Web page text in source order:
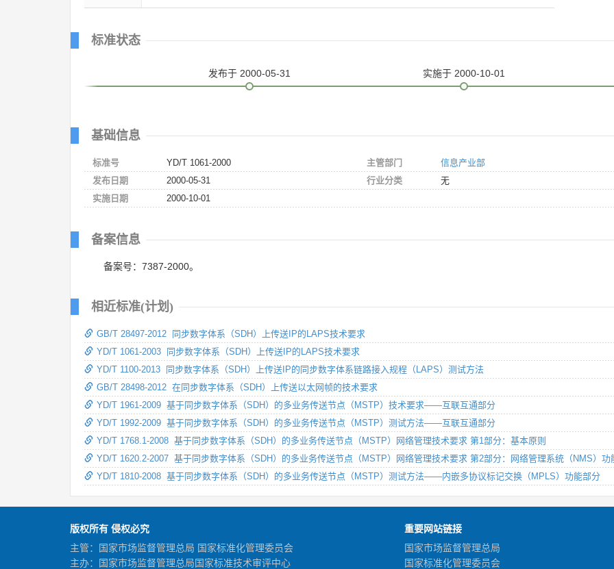
标准状态
发布于 2000-05-31 实施于 2000-10-01
基础信息
标准号
YD/T 1061-2000
发布日期
2000-05-31
实施日期
2000-10-01
主管部门
信息产业部
行业分类
无
备案信息
备案号：7387-2000。
相近标准(计划)
GB/T 28497-2012 同步数字体系（SDH）上传送IP的LAPS技术要求
YD/T 1061-2003 同步数字体系（SDH）上传送IP的LAPS技术要求
YD/T 1100-2013 同步数字体系（SDH）上传送IP的同步数字体系链路接入规程（LAPS）测试方法
GB/T 28498-2012 在同步数字体系（SDH）上传送以太网帧的技术要求
YD/T 1961-2009 基于同步数字体系（SDH）的多业务传送节点（MSTP）技术要求——互联互通部分
YD/T 1992-2009 基于同步数字体系（SDH）的多业务传送节点（MSTP）测试方法——互联互通部分
YD/T 1768.1-2008 基于同步数字体系（SDH）的多业务传送节点（MSTP）网络管理技术要求 第1部分：基本原则
YD/T 1620.2-2007 基于同步数字体系（SDH）的多业务传送节点（MSTP）网络管理技术要求 第2部分：网络管理系统（NMS）功
YD/T 1810-2008 基于同步数字体系（SDH）的多业务传送节点（MSTP）测试方法——内嵌多协议标记交换（MPLS）功能部分
版权所有 侵权必究
主管：国家市场监督管理总局 国家标准化管理委员会
主办：国家市场监督管理总局国家标准技术审评中心
重要网站链接
国家市场监督管理总局
国家标准化管理委员会